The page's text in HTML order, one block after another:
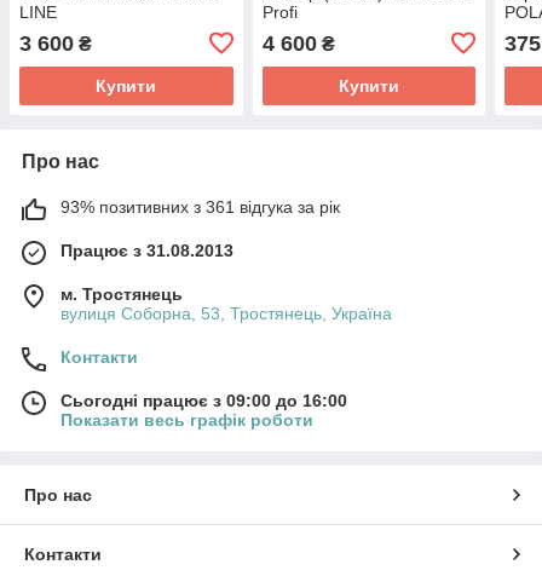
LINE
3 600 ₴
Купити
Profi
4 600₴
Купити
375
Про нас
93% позитивних з 361 відгука за рік
Працює з 31.08.2013
м. Тростянець
вулиця Соборна, 53, Тростянець, Україна
Контакти
Сьогодні працює з 09:00 до 16:00
Показати весь графік роботи
Про нас
Контакти